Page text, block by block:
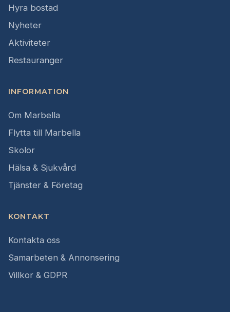
Hyra bostad
Nyheter
Aktiviteter
Restauranger
INFORMATION
Om Marbella
Flytta till Marbella
Skolor
Hälsa & Sjukvård
Tjänster & Företag
KONTAKT
Kontakta oss
Samarbeten & Annonsering
Villkor & GDPR